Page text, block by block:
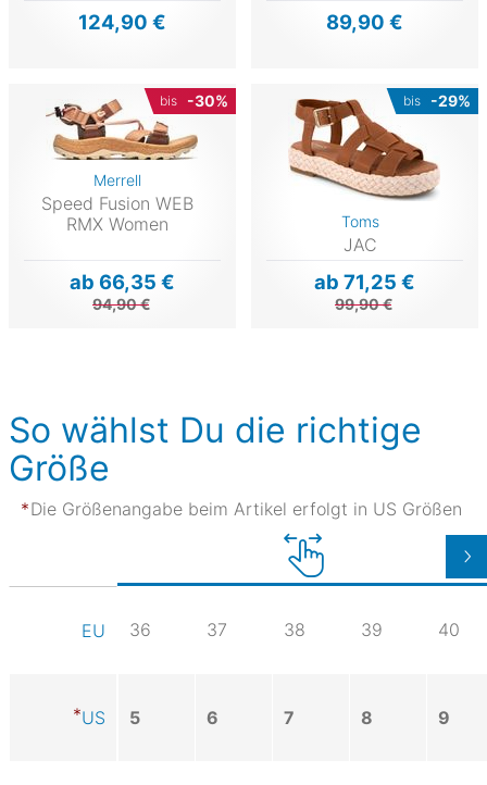
124,90 € 89,90 €
bis -30%
Merrell
Speed Fusion WEB
RMX Women
ab 66,35 €
94,90 €
bis -29%
Toms
JAC
ab 71,25 €
99,90 €
So wählst Du die richtige
Größe
Die Größenangabe beim Artikel erfolgt in US Größen
EU 36 37 38 39 40
US 5 6 7 8 9